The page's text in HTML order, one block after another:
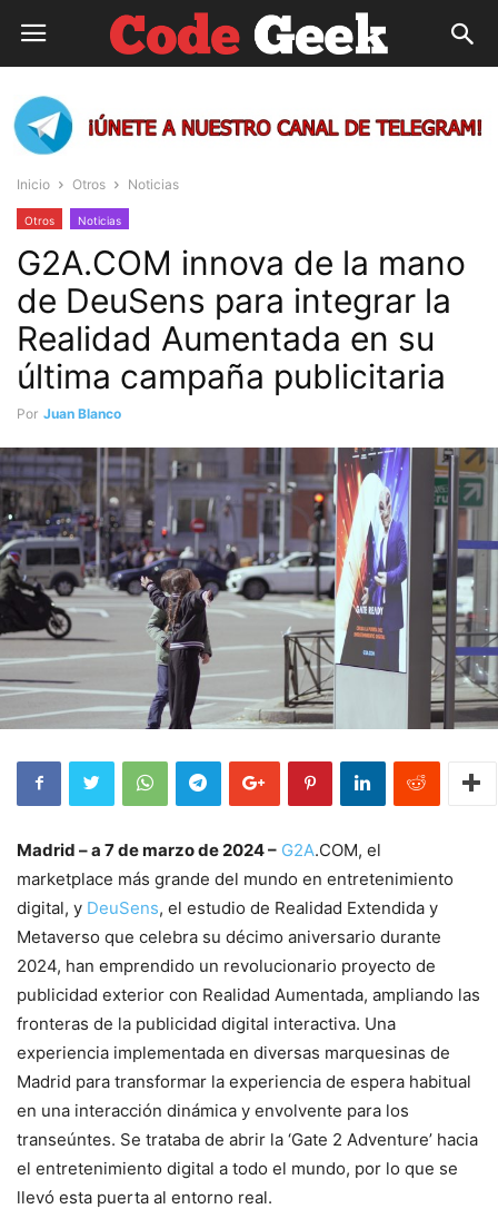
Inicio Otros Noticias
Otros Noticias
G2A.COM innova de la mano
de DeuSens para integrar la
Realidad Aumentada en su
última campaña publicitaria
Por Juan Blanco
Madrid – a 7 de marzo de 2024 – G2A.COM, el
marketplace más grande del mundo en entretenimiento
digital, y DeuSens, el estudio de Realidad Extendida y
Metaverso que celebra su décimo aniversario durante
2024, han emprendido un revolucionario proyecto de
publicidad exterior con Realidad Aumentada, ampliando las
fronteras de la publicidad digital interactiva. Una
experiencia implementada en diversas marquesinas de
Madrid para transformar la experiencia de espera habitual
en una interacción dinámica y envolvente para los
transeúntes. Se trataba de abrir la ‘Gate 2 Adventure’ hacia
el entretenimiento digital a todo el mundo, por lo que se
llevó esta puerta al entorno real.